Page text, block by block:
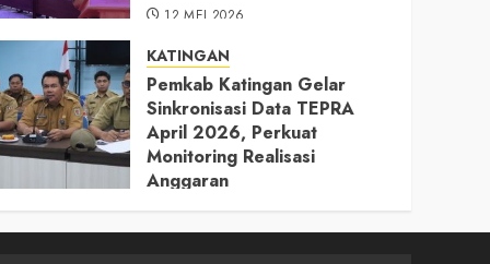
12 MEI 2026
KATINGAN
Pemkab Katingan Gelar
Sinkronisasi Data TEPRA
April 2026, Perkuat
Monitoring Realisasi
Anggaran
11 MEI 2026